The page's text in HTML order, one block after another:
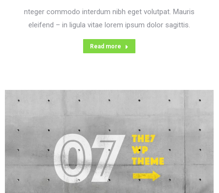
nteger commodo interdum nibh eget volutpat. Mauris
eleifend – in ligula vitae lorem ipsum dolor sagittis.
Read more